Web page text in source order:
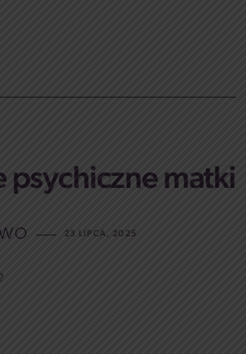
psychiczne matki
23 LIPCA, 2025